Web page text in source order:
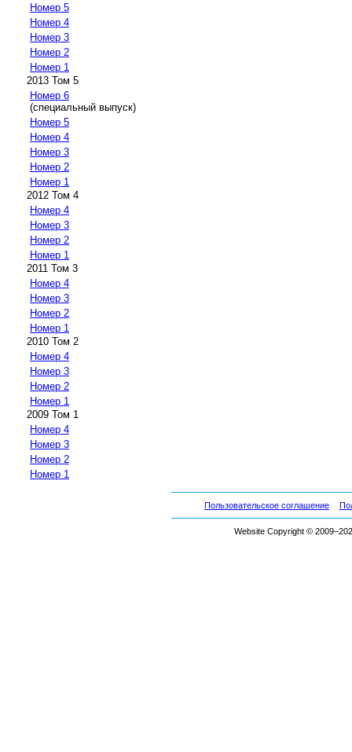
Номер 5
Номер 4
Номер 3
Номер 2
Номер 1
2013 Том 5
Номер 6
(специальный выпуск)
Номер 5
Номер 4
Номер 3
Номер 2
Номер 1
2012 Том 4
Номер 4
Номер 3
Номер 2
Номер 1
2011 Том 3
Номер 4
Номер 3
Номер 2
Номер 1
2010 Том 2
Номер 4
Номер 3
Номер 2
Номер 1
2009 Том 1
Номер 4
Номер 3
Номер 2
Номер 1
Пользовательское соглашение
Website Copyright ©